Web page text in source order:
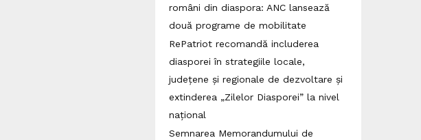
români din diaspora: ANC lansează
două programe de mobilitate
RePatriot recomandă includerea
diasporei în strategiile locale,
județene și regionale de dezvoltare și
extinderea „Zilelor Diasporei” la nivel
național
Semnarea Memorandumului de